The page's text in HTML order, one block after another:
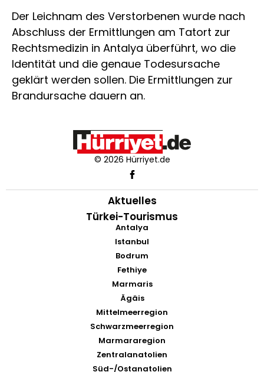
Der Leichnam des Verstorbenen wurde nach
Abschluss der Ermittlungen am Tatort zur
Rechtsmedizin in Antalya überführt, wo die
Identität und die genaue Todesursache
geklärt werden sollen. Die Ermittlungen zur
Brandursache dauern an.
© 2026 Hürriyet.de
Aktuelles
Türkei-Tourismus
Antalya
Istanbul
Bodrum
Fethiye
Marmaris
Ägäis
Mittelmeerregion
Schwarzmeerregion
Marmararegion
Zentralanatolien
Süd-/Ostanatolien